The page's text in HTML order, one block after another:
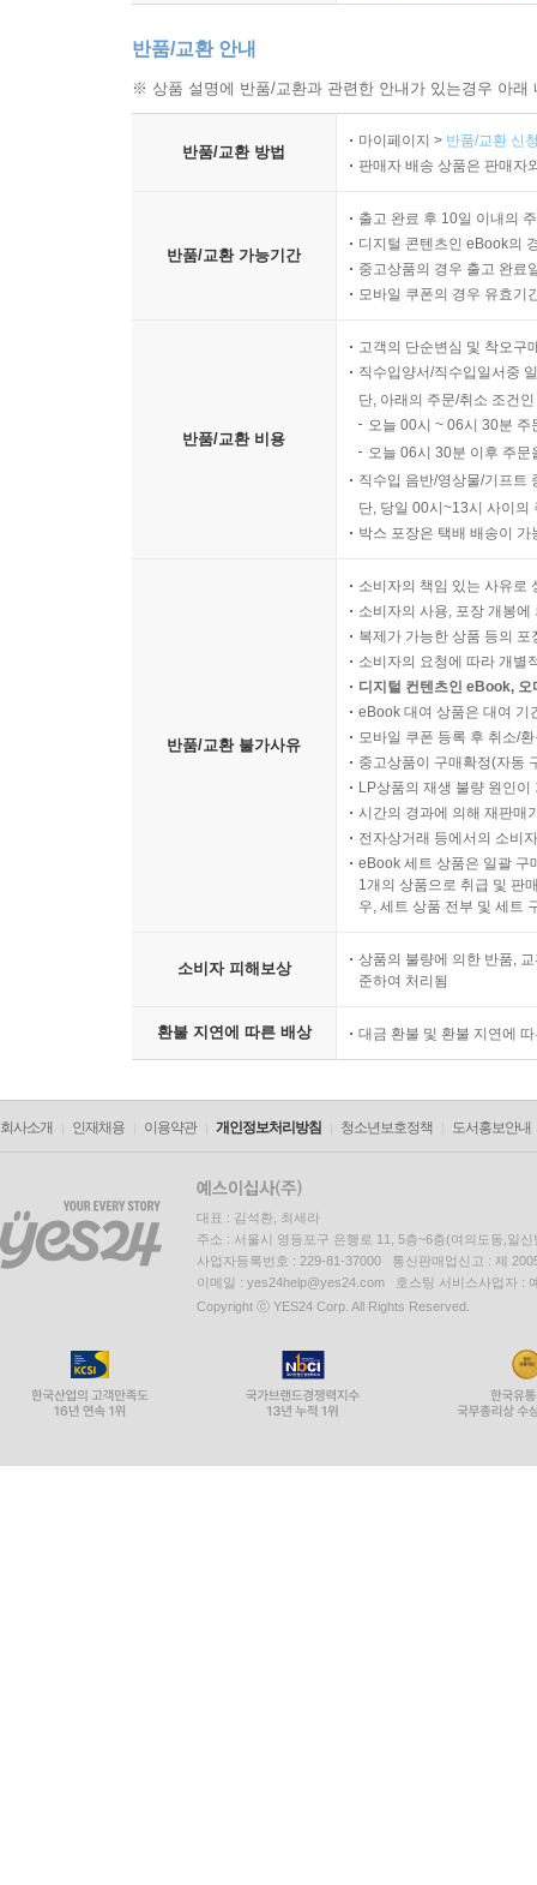
그리고 국가의 이름으로 자행된 폭력, 그 가해의
없다는 금기의 성벽을 만들고 더 이상의 기억을 금
기본가치인 사회적 공공성에 대한 존중이다. 나
고통스러울 것이라는 최소한의 공감능력, 경제
피해자에서 가해자로,
진정한 용서와 화해는 스스로를 가해자의 자리에
전쟁 후에도 끝나지 않은 육체적·정신적 고통을
됨을 뜻한다. 병사들은 국가에 대해서는 피해자지
문제는 민간인학살에 대해 책임을 추궁받은 베
상황이 모든 행위를 정당화할 수 있는 것일까. 무
사람들끼리 서로 죽이게 만든 국가가 부담해야
그것이 사실에 부합하더라도 진실과는 거리가
피해를 입혔다는 말은 진실이 아니다.
“그들 스스로 기본발상부터 전환해야 끊임없는
있다는 피해의식에서 벗어나야 한다. 또한 자신
한다. 그리고 고엽제에 찌든 자신의 몸을 있는
안보를 논하시는가? 대체 누가 당신들을 동
강요해왔는지 아시는가?” (191쪽)
어제의 용사들은 새롭게 해석된 과거를 필요로
기억할 필요가 있다. 그리고 그 모습을 더 큰
피해자의 측면을 강조한다고 해서 도덕적으로 면
미화하는 것만큼이나 그릇된 일임을 인지해야 한다.
물론 엄정한 사법적, 도덕적 잣대로 단죄하기에
훨씬 어려운 일은 우리사회가 그들 스스로 참회
심판자가 되어 그들을 가해자로 몰아세우기보다
마음의 빚을 넘어... 상처는 치유되어야 한다
의한 민간인학살 진상규명을 위한 ‘시민평화법
꽝남성에 위치한 퐁닛·퐁넛 마을과 하미 마을 학
참전군인 개개인의 책임을 묻는 것도 아니며, 시
피고로 하는 실제 국가배상소송을 제기할 예정
“피해자의 아픔에만 공감하는 도덕적 엄격주의
공감하도록 만들 수만 있다면, 그런 과정에서 피
반품/교환 안내
※ 상품 설명에 반품/교환과 관련한 안내가 있는경우 아
반품/교환 방법
마이페이지 > 반품/교환 신
판매자 배송 상품은 판매자
반품/교환 가능기간
출고 완료 후 10일 이내의
디지털 콘텐츠인 eBook의
중고상품의 경우 출고 완료
모바일 쿠폰의 경우 유효기
반품/교환 비용
고객의 단순변심 및 착오구
직수입양서/직수입일서중
단, 아래의 주문/취소 조건
오늘 00시 ~ 06시 30분
오늘 06시 30분 이후 주
직수입 음반/영상물/기프트
단, 당일 00시~13시 사이의
박스 포장은 택배 배송이
반품/교환 불가사유
소비자의 책임 있는 사유로
소비자의 사용, 포장 개봉
복제가 가능한 상품 등의
소비자의 요청에 따라 개별
디지털 컨텐츠인 eBook,
eBook 대여 상품은 대여 기
모바일 쿠폰 등록 후 취소/
중고상품이 구매확정(자동
LP상품의 재생 불량 원인
시간의 경과에 의해 재판매
전자상거래 등에서의 소비
eBook 세트 상품은 일괄 구
1개의 상품으로 취급 및 판
우, 세트 상품 전부 및 세트
소비자 피해보상
상품의 불량에 의한 반품,
준하여 처리됨
환불 지연에 따른 배상 대금 환불 및 환불 지연에
회사소개 인재채용 이용약관 개인정보처리방침 청소년보호정책 도서홍보안내
대표 : 김석환, 최세라
주소 : 서울시 영등포구 은행로 11, 5층~6층(여의도동,일신
사업자등록번호 : 229-81-37000 통신판매업신고 : 제
이메일 : yes24help@yes24.com 호스팅 서비스사업자 :
Copyright ⓒ YES24 Corp. All Rights Reserved.